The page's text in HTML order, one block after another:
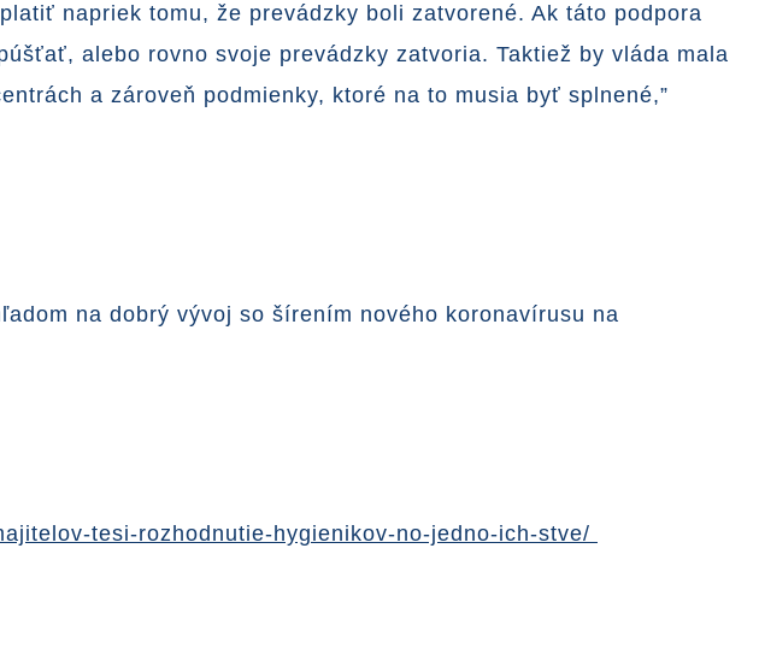
napriek tomu, že prevádzky boli zatvorené. Ak táto podpora
alebo rovno svoje prevádzky zatvoria. Taktiež by vláda mala
a zároveň podmienky, ktoré na to musia byť splnené,”
na dobrý vývoj so šírením nového koronavírusu na
tesi-rozhodnutie-hygienikov-no-jedno-ich-stve/